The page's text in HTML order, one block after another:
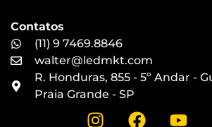
Contatos
(11) 9 7469.8846
walter@ledmkt.com
R. Honduras, 855 - 5º Andar -
Praia Grande - SP